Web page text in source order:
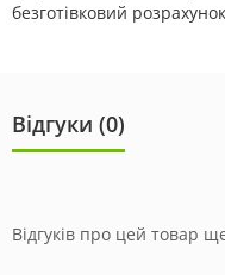
безготівковий
Відгуки (0)
Відгуків про цей товар